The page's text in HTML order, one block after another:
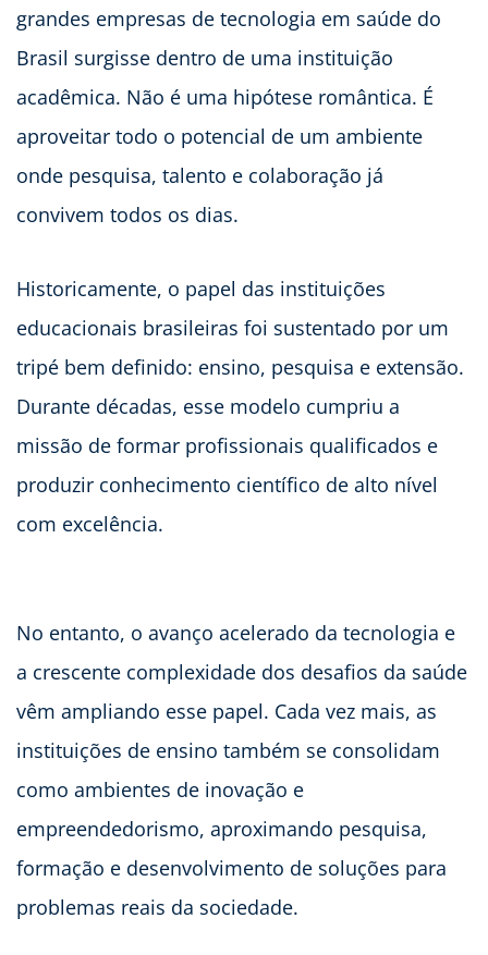
grandes empresas de tecnologia em saúde do
Brasil surgisse dentro de uma instituição
acadêmica. Não é uma hipótese romântica. É
aproveitar todo o potencial de um ambiente
onde pesquisa, talento e colaboração já
convivem todos os dias.
Historicamente, o papel das instituições
educacionais brasileiras foi sustentado por um
tripé bem definido: ensino, pesquisa e extensão.
Durante décadas, esse modelo cumpriu a
missão de formar profissionais qualificados e
produzir conhecimento científico de alto nível
com excelência.
No entanto, o avanço acelerado da tecnologia e
a crescente complexidade dos desafios da saúde
vêm ampliando esse papel. Cada vez mais, as
instituições de ensino também se consolidam
como ambientes de inovação e
empreendedorismo, aproximando pesquisa,
formação e desenvolvimento de soluções para
problemas reais da sociedade.